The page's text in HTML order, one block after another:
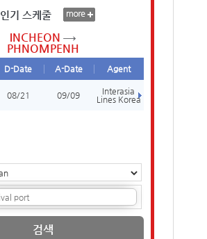
인기 스케줄
INCHEON
PHNOMPENH
D-Date A-Date Agent
08/21 09/09
Interasia
Lines Korea
검색